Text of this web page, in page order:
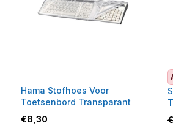
Hama Stofhoes Voor
Toetsenbord Transparant
€8,30
€